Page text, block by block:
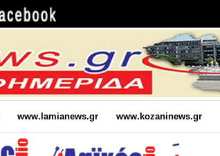
www.lamianews.gr www.kozaninews.gr